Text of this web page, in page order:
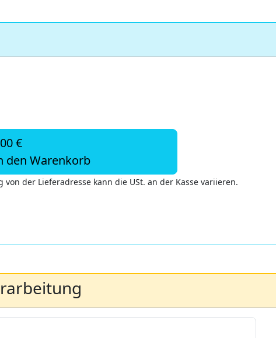
€
den Warenkorb
von der Lieferadresse kann die USt. an der Kasse variieren.